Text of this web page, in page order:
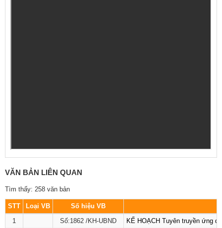
VĂN BẢN LIÊN QUAN
Tìm thấy: 258 văn bản
STT Loại VB
Số hiệu VB
1
Số:1862 /KH-UBND
KẾ HOẠCH Tuyên truyền ứng